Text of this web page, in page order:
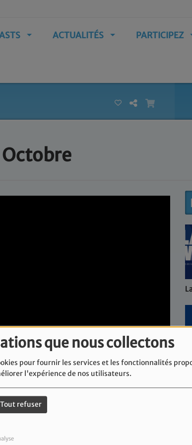
que nous collectons
pour fournir les services et les fonctionnalités
l'expérience de nos utilisateurs.
Tout refuser
ACTUALITÉS PARTICIPEZ
Attal.